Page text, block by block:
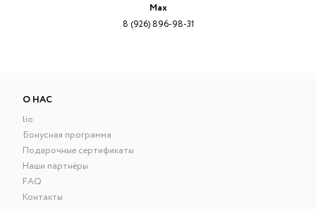
Max
8 (926) 896-98-31
О НАС
lio
Бонусная программа
Подарочные сертификаты
Наши партнёры
FAQ
Контакты